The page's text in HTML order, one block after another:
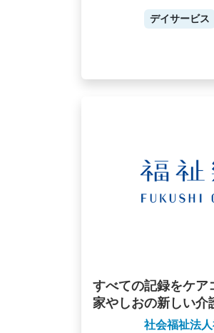
デイサービス
すべての記録をケア
家やしおの新しい介
社会福祉法